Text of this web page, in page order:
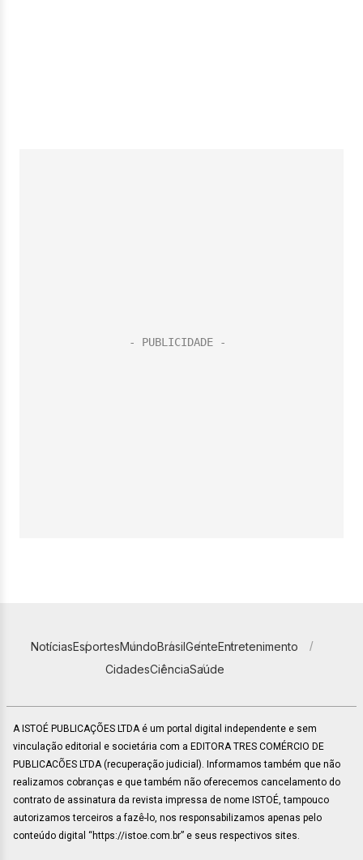
NotíciasEsportesMundoBrasilGenteEntretenimento
CidadesCiênciaSaúde
A ISTOÉ PUBLICAÇÕES LTDA é um portal digital independente e sem
vinculação editorial e societária com a EDITORA TRES COMÉRCIO DE
PUBLICACÕES LTDA (recuperação judicial). Informamos também que não
realizamos cobranças e que também não oferecemos cancelamento do
contrato de assinatura da revista impressa de nome ISTOÉ, tampouco
autorizamos terceiros a fazê-lo, nos responsabilizamos apenas pelo
conteúdo digital “https://istoe.com.br” e seus respectivos sites.